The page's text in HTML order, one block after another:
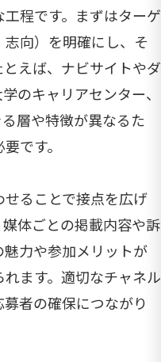
程です。まずはターゲ
向）を明確にし、そ
えば、ナビサイトやダ
のキャリアセンター、
層や特徴が異なるた
です。
ることで接点を広げ
体ごとの掲載内容や訴
力や参加メリットが
ます。適切なチャネル
者の確保につながり